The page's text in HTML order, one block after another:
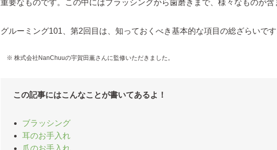
重要なものです。この中にはブラッシングから歯磨きまで、様々なものが含
グルーミング101、第2回目は、知っておくべき基本的な項目の総ざらいです
※ 株式会社NanChuuの宇賀田薫さんに監修いただきました。
この記事にはこんなことが書いてあるよ！
ブラッシング
耳のお手入れ